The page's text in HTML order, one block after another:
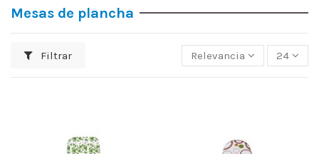
Mesas de plancha
Filtrar Relevancia 24